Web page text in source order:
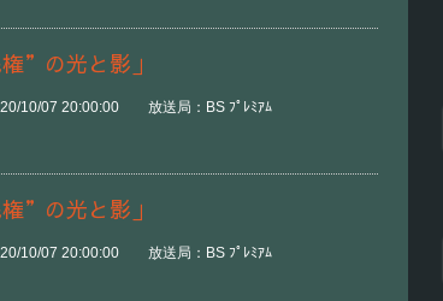
”の光と影」
10/07 20:00:00 放送局：BS ﾌﾟﾚﾐｱﾑ
”の光と影」
10/07 20:00:00 放送局：BS ﾌﾟﾚﾐｱﾑ